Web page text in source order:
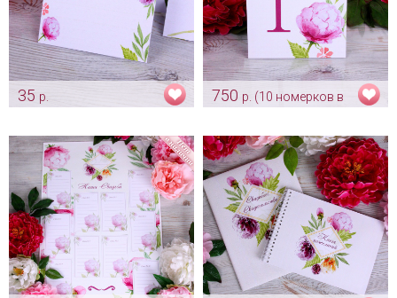
35 р.
Декор"
Арт: card_0046
750 р. (10 номерков в
Номерок на стол "Пион-
Декор" для рассадки гостей
Арт: card_0005